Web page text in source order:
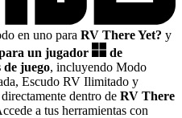
en uno para RV There Yet? y
un jugador
de
de juego, incluyendo Modo
Escudo RV Ilimitado y
dentro de RV There
a tus herramientas con